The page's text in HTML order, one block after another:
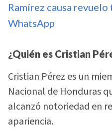
Ramírez causa
WhatsApp
¿Quién es Cristian
Cristian Pérez es un
Nacional de Honduras
alcanzó notoriedad en
apariencia.